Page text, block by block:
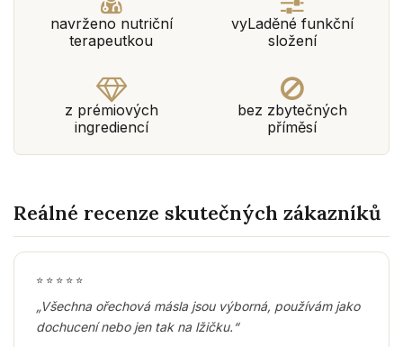
navrženo nutriční
terapeutkou
vyLaděné funkční
složení
z prémiových
ingrediencí
bez zbytečných
příměsí
Reálné recenze skutečných zákazníků
⭐ ⭐ ⭐ ⭐ ⭐
„Všechna ořechová másla jsou výborná, používám jako
dochucení nebo jen tak na lžičku.“